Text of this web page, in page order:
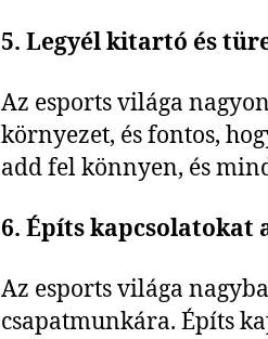
5. Legyél kitartó és
Az esports világa
környezet, és fontos,
add fel könnyen, és
6. Építs kapcsolatokat
Az esports világa
csapatmunkára. Építs